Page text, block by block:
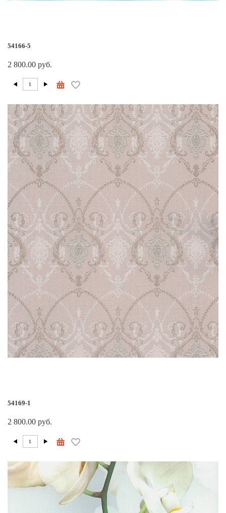
54166-5
2 800.00 руб.
54169-1
2 800.00 руб.